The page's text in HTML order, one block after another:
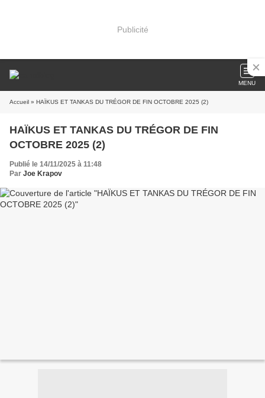
Publicité
MENU
Accueil » HAÏKUS ET TANKAS DU TRÉGOR DE FIN OCTOBRE 2025 (2)
HAÏKUS ET TANKAS DU TRÉGOR DE FIN
OCTOBRE 2025 (2)
Publié le 14/11/2025 à 11:48
Par Joe Krapov